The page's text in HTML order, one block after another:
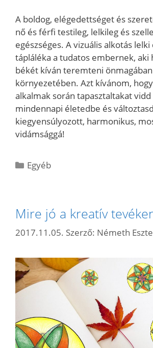
A boldog, elégedettséget és
nő és férfi testileg, lelkileg és
egészséges. A vizuális alkotás
tápláléka a tudatos embernek, aki
békét kíván teremteni
környezetében. Azt kívánom,
alkalmak során tapasztaltakat vidd
mindennapi életedbe és
kiegyensúlyozott, harmonikus,
vidámsággá!
Kategória
Egyéb
Mire jó a kreatív
2017.11.05. Szerző: Németh